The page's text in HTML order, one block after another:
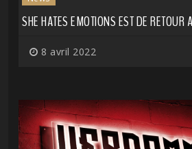
SHE HATES EMOTIONS EST DE RETOUR
8 avril 2022